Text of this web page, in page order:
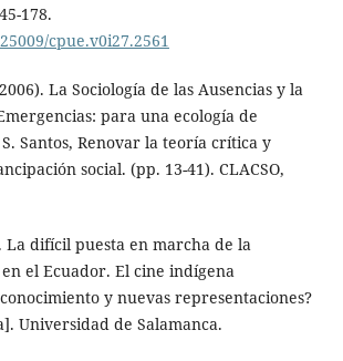
178.
cpue.v0i27.2561
La Sociología de las Ausencias y la
para una ecología de
Santos, Renovar la teoría crítica y
social. (pp. 13-41). CLACSO,
La difícil puesta en marcha de la
el Ecuador. El cine indígena
y nuevas representaciones?
Universidad de Salamanca.